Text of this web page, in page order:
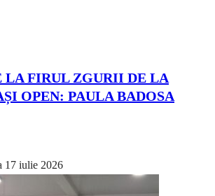
LA FIRUL ZGURII DE LA
OPEN: PAULA BADOSA
17 iulie 2026